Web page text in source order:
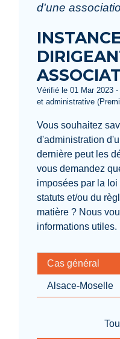
d'une
Vérifié le 01 Mar 2023
et administrative
Vous souhaitez
d'administration
dernière peut les
vous demandez
imposées par la
statuts et/ou du
matière ? Nous
informations utiles.
Cas général
Alsace-Moselle